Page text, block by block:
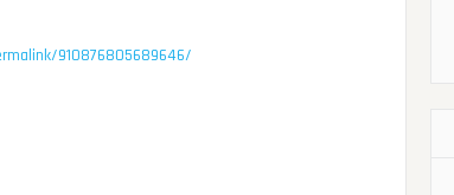
910876805689646/